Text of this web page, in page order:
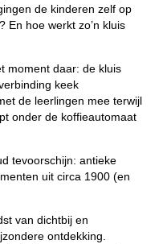
de kinderen zelf op
En hoe werkt zo’n kluis
moment daar: de kluis
keek
de leerlingen mee terwijl
onder de koffieautomaat
tevoorschijn: antieke
uit circa 1900 (en
van dichtbij en
ontdekking.